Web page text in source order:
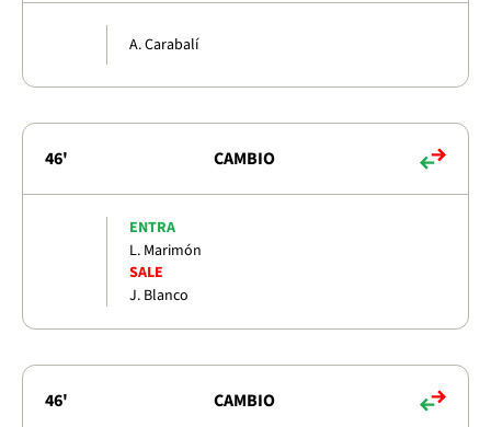
A. Carabalí
46' CAMBIO
ENTRA
L. Marimón
SALE
J. Blanco
46' CAMBIO